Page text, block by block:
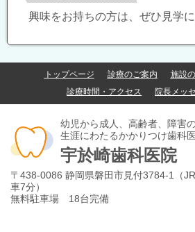
興味をお持ちの方は、ぜひ見学に
トップページ 診療のご案内 施設
診療時間・アクセス
院長メッ
幼児から成人、高齢者、障害
生涯にわたるかかりつけ歯科
宇於崎歯科医院
〒438-0086 静岡県磐田市見付3784-1（
車7分）
無料駐車場 18台完備